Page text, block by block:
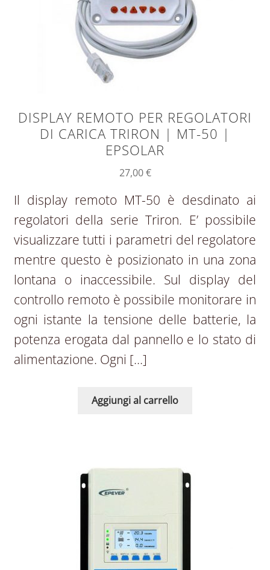
DISPLAY REMOTO PER REGOLATORI
DI CARICA TRIRON | MT-50 |
EPSOLAR
27,00€
Il display remoto MT-50 è desdinato ai
regolatori della serie Triron. E’ possibile
visualizzare tutti i parametri del regolatore
mentre questo è posizionato in una zona
lontana o inaccessibile. Sul display del
controllo remoto è possibile monitorare in
ogni istante la tensione delle batterie, la
potenza erogata dal pannello e lo stato di
alimentazione. Ogni […]
Aggiungi al carrello